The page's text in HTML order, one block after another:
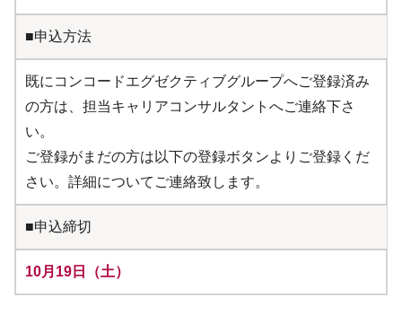
■申込方法
既にコンコードエグゼクティブグループへご登録済み
の方は、担当キャリアコンサルタントへご連絡下さ
い。
ご登録がまだの方は以下の登録ボタンよりご登録くだ
さい。詳細についてご連絡致します。
■申込締切
10月19日（土）